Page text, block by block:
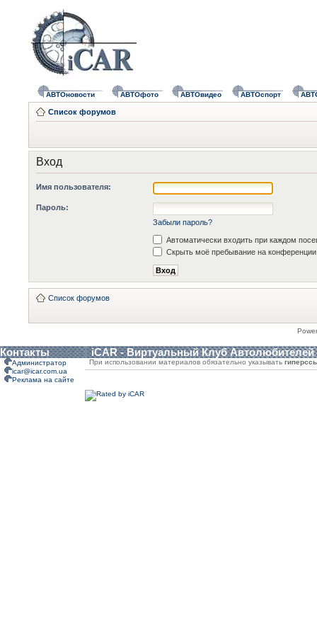
АВТОновости АВТОфото АВТОвидео АВТОспорт
Список форумов
Вход
Имя пользователя:
Пароль:
Забыли пароль?
Автоматически входить при каждом
Скрыть моё пребывание на конференции
Список форумов
Контакты iCAR - Виртуальный Клуб Автолюбителей
Администратор
icar@icar.com.ua
Реклама на сайте
При использовании материалов обязательно указывать